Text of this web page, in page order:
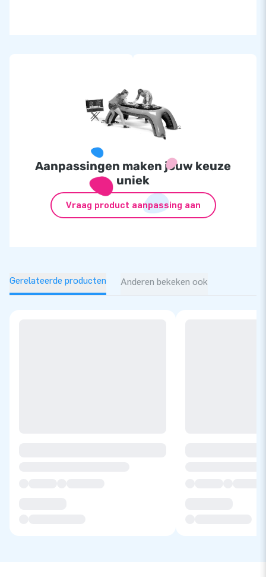
Aanpassingen maken jouw keuze
uniek
Vraag product aanpassing aan
Gerelateerde producten Anderen bekeken ook